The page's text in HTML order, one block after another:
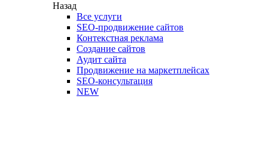
Назад
Все услуги
SEO-продвижение сайтов
Контекстная реклама
Создание сайтов
Аудит сайта
Продвижение на маркетплейсах
SEO-консультация
NEW